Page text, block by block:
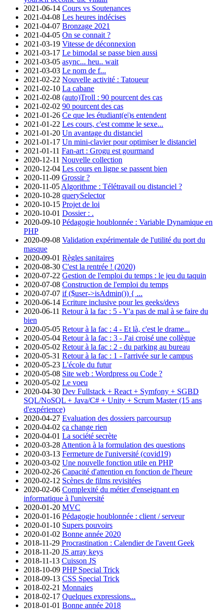
2021-06-14 Cours vs Soutenances
2021-04-08 Les heures indécises
2021-04-07 Bronzage 2021
2021-04-05 On se connait ?
2021-03-19 Vitesse de déconnexion
2021-03-17 Le bimodal se passe bien aussi
2021-03-05 async... heu.. wait
2021-03-03 Le nom de f...
2021-02-22 Nouvelle activité : Tatoueur
2021-02-10 La cabane
2021-02-08 (auto)Troll : 90 pourcent des cas
2021-02-02 90 pourcent des cas
2021-01-26 Ce que les étudiant(e|)s entendent
2021-01-22 Les cours, c'est comme le sexe...
2021-01-20 Un avantage du distanciel
2021-01-17 Un mini-clavier pour optimiser le distanciel
2021-01-11 Fan-art : Grogu est gourmand
2020-12-11 Nouvelle collection
2020-12-04 Les cours en ligne se passent bien
2020-11-09 Grossir ?
2020-11-05 Algorithme : Télétravail ou distanciel ?
2020-10-28 querySelector
2020-10-15 Projet de loi
2020-10-01 Dossier : .
2020-09-10 Pédagogie houblonnée : Variable Dynamique en
PHP
2020-09-08 Validation expérimentale de l'utilité du port du
masque
2020-09-01 Règles sanitaires
2020-08-30 C'est la rentrée ! (2020)
2020-07-22 Gestion de l'emploi du temps : le jeu du taquin
2020-07-08 Construction de l'emploi du temps
2020-07-07 if ($user->isAdmin()) { ...
2020-06-14 Ecriture inclusive pour les geeks/devs
2020-06-11 Retour à la fac : 5 - Y'a pas de mal à se faire du
bien
2020-05-05 Retour à la fac : 4 - Et là, c'est le drame...
2020-05-04 Retour à la fac : 3 - J'ai croisé une collègue
2020-05-02 Retour à la fac : 2 - du parking au bureau
2020-05-31 Retour à la fac : 1 - l'arrivée sur le campus
2020-05-23 L'école du futur
2020-05-08 Site web : Wordpress ou Code ?
2020-05-02 Le voeu
2020-04-30 Dev Fullstack + React + Symfony + SGBD
SQL/NoSQL + Java/C# + Unity + Scrum Master (15 ans
d'expérience)
2020-04-27 Evaluation des dossiers parcoursup
2020-04-02 ça change rien
2020-04-01 La société secrète
2020-03-28 Attention à la formulation des questions
2020-03-13 Fermeture de l'université (covid19)
2020-03-02 Une nouvelle fonction utile en PHP
2020-02-26 Capacité d'attention en fonction de l'heure
2020-02-12 Scènes de films revisitées
2020-02-06 Complexité du métier d'enseignant en
informatique à l'université
2020-01-20 MVC
2020-01-16 Pédagogie houblonnée : client / serveur
2020-01-10 Supers pouvoirs
2020-01-02 Bonne année 2020
2018-11-29 Procrastination : Calendier de l'avent Geek
2018-11-20 JS array keys
2018-11-13 Cuisson JS
2018-10-09 PHP Special Trick
2018-09-13 CSS Special Trick
2018-02-21 Monnaies
2018-02-17 Quelques expressions...
2018-01-01 Bonne année 2018